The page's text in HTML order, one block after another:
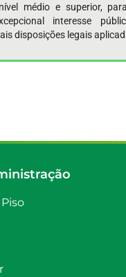
médio e superior,
interesse
disposições legais